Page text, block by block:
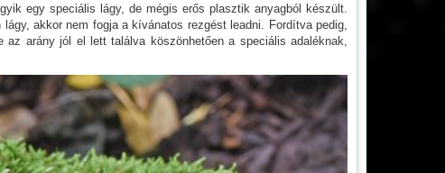
egy speciális lágy, de mégis erős plasztik anyagból készült.
akkor nem fogja a kívánatos rezgést leadni. Fordítva pedig,
arány jól el lett találva köszönhetően a speciális adaléknak,